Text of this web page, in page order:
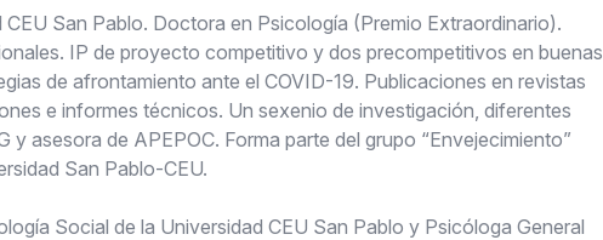
San Pablo. Doctora en Psicología (Premio Extraordinario).
IP de proyecto competitivo y dos precompetitivos en buenas
de afrontamiento ante el COVID-19. Publicaciones en revistas
e informes técnicos. Un sexenio de investigación, diferentes
asesora de APEPOC. Forma parte del grupo “Envejecimiento”
San Pablo-CEU.
Social de la Universidad CEU San Pablo y Psicóloga General